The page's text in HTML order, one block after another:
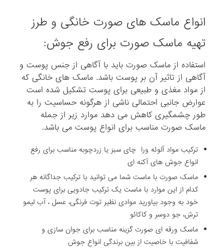
انواع ماسک های صورت خانگی و طرز
تهیه ماسک صورت برای رفع جوش:
استفاده از ماسک صورت باید با آگاهی از جنس پوست و
آگاهی از تاثیر آن بر پوست باشد. ماسک های خانگی که
از مواد مغذی و طبیعی برای پوست تشکیل شده است
عوارض جانبی احتمالی ناشی از هرگونه حساسیت را به
طور چشمگیری کاهش می دهد موارد زیر از جمله
ماسک صورت مناسب برای انواع پوست می باشد.
ترکیب مواد آلوئه ورا چای سبز یا زردچوبه مناسب برای رفع
انواع جوش های آکنه ای
ماسک صورت با ماست شما می توانید با ترکیب جداگانه هر
کدام از این موارد با ماست یک ترکیب جادویی برای پوست
خود به وجود بیاورید موادی نظیر توت فرنگی، عسل ، آب لیمو
ترش، جو دوسر و کاکائو
ماسک ورقه ای صورت گزینه مناسب برای جوان سازی و
شفافیت با خاصیت از بین برندگی انواع جوش